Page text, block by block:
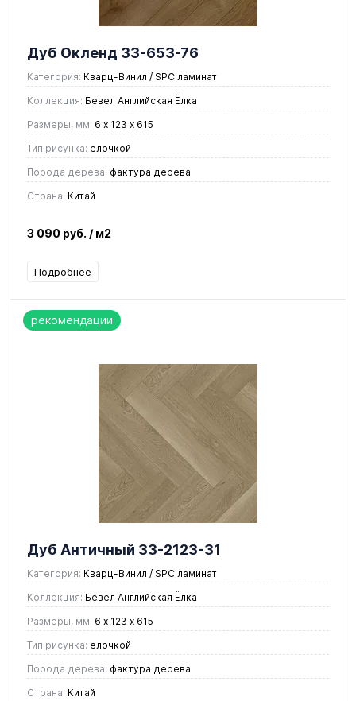
Дуб Окленд 33-653-76
Категория: Кварц-Винил / SPC ламинат
Коллекция: Бевел Английская Ёлка
Размеры, мм: 6 х 123 х 615
Тип рисунка: елочкой
Порода дерева: фактура дерева
Страна: Китай
3 090 руб. / м2
Подробнее
рекомендации
Дуб Античный 33-2123-31
Категория: Кварц-Винил / SPC ламинат
Коллекция: Бевел Английская Ёлка
Размеры, мм: 6 х 123 х 615
Тип рисунка: елочкой
Порода дерева: фактура дерева
Страна: Китай